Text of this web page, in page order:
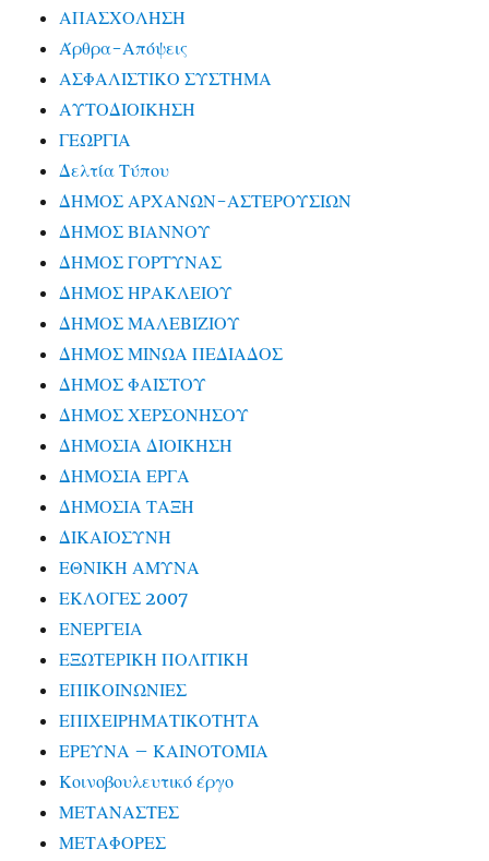
ΑΠΑΣΧΟΛΗΣΗ
Άρθρα-Απόψεις
ΑΣΦΑΛΙΣΤΙΚΟ ΣΥΣΤΗΜΑ
ΑΥΤΟΔΙΟΙΚΗΣΗ
ΓΕΩΡΓΙΑ
Δελτία Τύπου
ΔΗΜΟΣ ΑΡΧΑΝΩΝ-ΑΣΤΕΡΟΥΣΙΩΝ
ΔΗΜΟΣ ΒΙΑΝΝΟΥ
ΔΗΜΟΣ ΓΟΡΤΥΝΑΣ
ΔΗΜΟΣ ΗΡΑΚΛΕΙΟΥ
ΔΗΜΟΣ ΜΑΛΕΒΙΖΙΟΥ
ΔΗΜΟΣ ΜΙΝΩΑ ΠΕΔΙΑΔΟΣ
ΔΗΜΟΣ ΦΑΙΣΤΟΥ
ΔΗΜΟΣ ΧΕΡΣΟΝΗΣΟΥ
ΔΗΜΟΣΙΑ ΔΙΟΙΚΗΣΗ
ΔΗΜΟΣΙΑ ΕΡΓΑ
ΔΗΜΟΣΙΑ ΤΑΞΗ
ΔΙΚΑΙΟΣΥΝΗ
ΕΘΝΙΚΗ ΑΜΥΝΑ
ΕΚΛΟΓΕΣ 2007
ΕΝΕΡΓΕΙΑ
ΕΞΩΤΕΡΙΚΗ ΠΟΛΙΤΙΚΗ
ΕΠΙΚΟΙΝΩΝΙΕΣ
ΕΠΙΧΕΙΡΗΜΑΤΙΚΟΤΗΤΑ
ΕΡΕΥΝΑ – ΚΑΙΝΟΤΟΜΙΑ
Κοινοβουλευτικό έργο
ΜΕΤΑΝΑΣΤΕΣ
ΜΕΤΑΦΟΡΕΣ